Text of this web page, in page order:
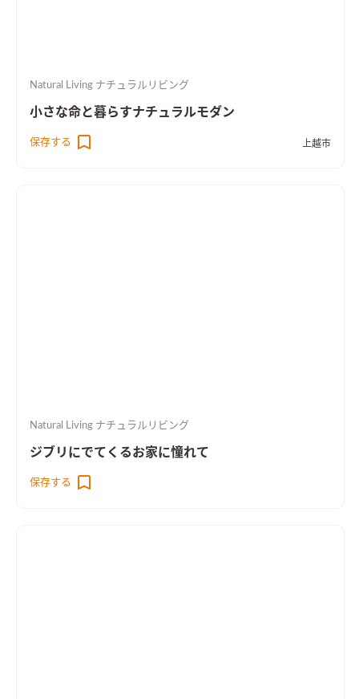
Natural Living ナチュラルリビング
小さな命と暮らすナチュラルモダン
保存する 上越市
Natural Living ナチュラルリビング
ジブリにでてくるお家に憧れて
保存する